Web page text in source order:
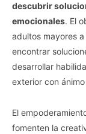
descubrir
emocionales. El
adultos mayores
encontrar
desarrollar
exterior con
El
fomenten la